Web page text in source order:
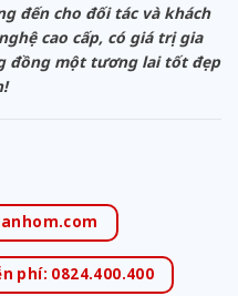
đến cho đối tác và khách
cao cấp, có giá trị gia
đồng một tương lai tốt đẹp
phí: 0824.400.400